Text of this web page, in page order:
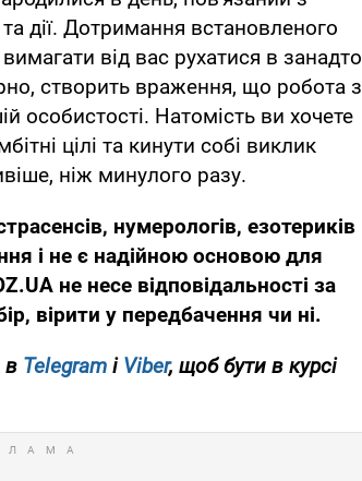
дії. Дотримання встановленого
від вас рухатися в занадто
створить враження, що робота з
особистості. Натомість ви хочете
цілі та кинути собі виклик
ніж минулого разу.
нумерологів, езотериків
і не є надійною основою для
не несе відповідальності за
вірити у передбачення чи ні.
в Telegram і Viber, щоб бути в курсі